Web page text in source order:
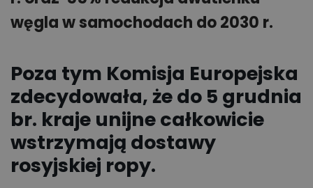
węgla w samochodach do 2030 r.
Poza tym Komisja Europejska
zdecydowała, że do 5 grudnia
br. kraje unijne całkowicie
wstrzymają dostawy
rosyjskiej ropy.